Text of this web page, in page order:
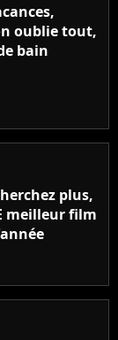
oublie tout,
bain
plus,
meilleur film